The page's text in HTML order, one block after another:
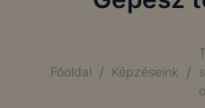
Főoldal / Képzéseink /